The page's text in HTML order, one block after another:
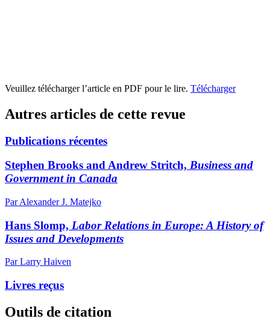
Veuillez télécharger l’article en PDF pour le lire. Télécharger
Autres articles de cette revue
Publications récentes
Stephen Brooks and Andrew Stritch, Business and
Government in Canada
Par Alexander J. Matejko
Hans Slomp, Labor Relations in Europe: A History of
Issues and Developments
Par Larry Haiven
Livres reçus
Outils de citation